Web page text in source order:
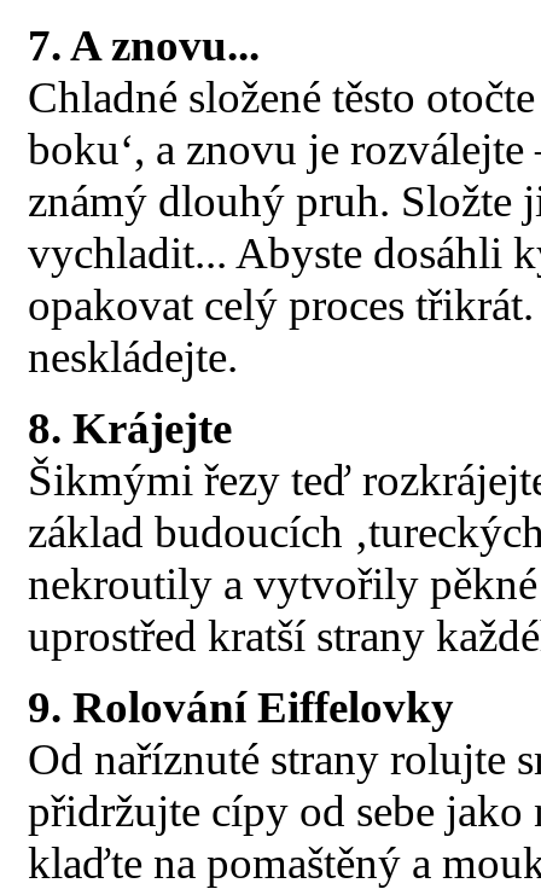
7. A znovu...
Chladné složené těsto
boku‘, a znovu je
známý dlouhý pruh. Složte
vychladit... Abyste dosáhli
opakovat celý proces
neskládejte.
8. Krájejte
Šikmými řezy teď
základ budoucích
nekroutily a vytvořily
uprostřed kratší strany
9. Rolování Eiffelovky
Od naříznuté strany rolujte
přidržujte cípy od sebe jako
klaďte na pomaštěný a